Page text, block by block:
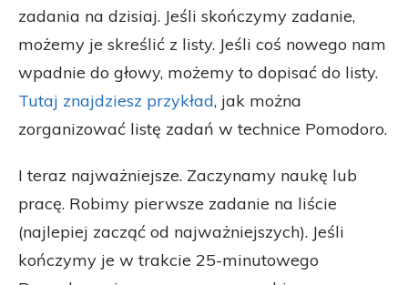
zadania na dzisiaj. Jeśli skończymy zadanie,
możemy je skreślić z listy. Jeśli coś nowego nam
wpadnie do głowy, możemy to dopisać do listy.
Tutaj znajdziesz przykład, jak można
zorganizować listę zadań w technice Pomodoro.
I teraz najważniejsze. Zaczynamy naukę lub
pracę. Robimy pierwsze zadanie na liście
(najlepiej zacząć od najważniejszych). Jeśli
kończymy je w trakcie 25-minutowego